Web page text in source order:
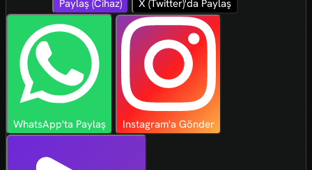
Paylaş (Cihaz)
X (Twitter)'da Paylaş
WhatsApp'ta Paylaş Instagram'a Gönder